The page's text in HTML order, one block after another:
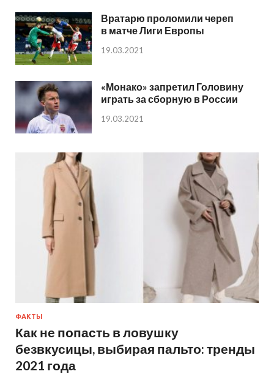
Вратарю проломили череп
в матче Лиги Европы
19.03.2021
«Монако» запретил Головину
играть за сборную в России
19.03.2021
ФАКТЫ
Как не попасть в ловушку
безвкусицы, выбирая пальто: тренды
2021 года